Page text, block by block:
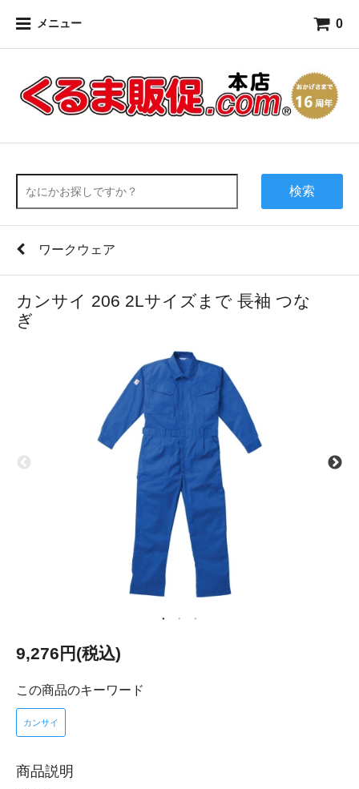
メニュー 0
検索
ワークウェア
カンサイ 206 2Lサイズまで 長袖 つな
ぎ
9,276円(税込)
この商品のキーワード
カンサイ
商品説明